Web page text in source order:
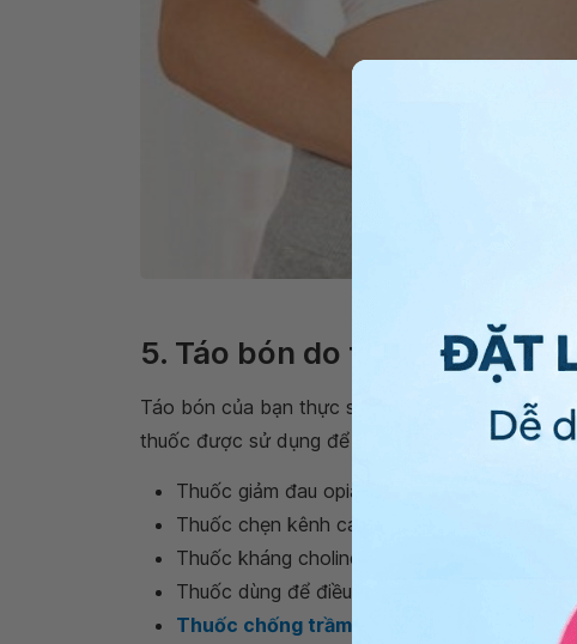
5. Táo bón do thuốc
Táo bón của bạn thực sự có thể không phải do
thuốc được sử dụng để điều trị tình trạng này.
Thuốc giảm đau opiate, chẳng hạn như
Thuốc chẹn kênh canxi cho bệnh cao huyết
Thuốc kháng cholinergic được sử dụng để
Thuốc dùng để điều trị bệnh động kinh
Thuốc chống trầm cảm ba vòng